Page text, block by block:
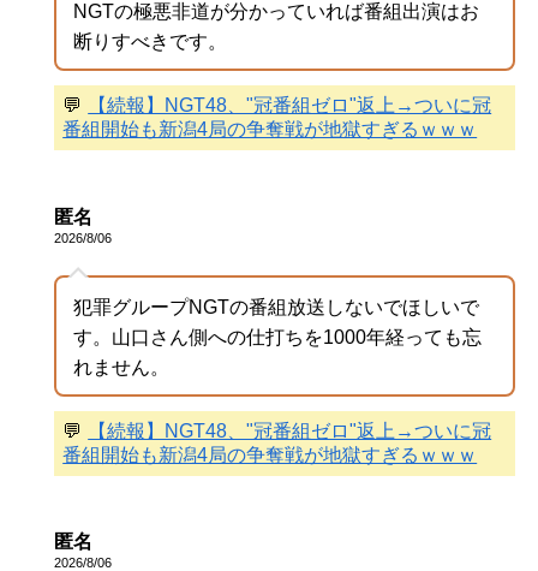
NGTの極悪非道が分かっていれば番組出演はお
断りすべきです。
💬
【続報】NGT48、"冠番組ゼロ"返上→ついに冠
番組開始も新潟4局の争奪戦が地獄すぎるｗｗｗ
匿名
2026/8/06
犯罪グループNGTの番組放送しないでほしいで
す。山口さん側への仕打ちを1000年経っても忘
れません。
💬
【続報】NGT48、"冠番組ゼロ"返上→ついに冠
番組開始も新潟4局の争奪戦が地獄すぎるｗｗｗ
匿名
2026/8/06